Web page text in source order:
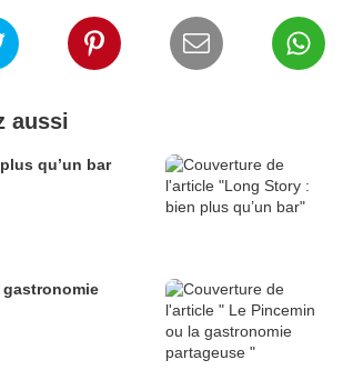
aussi
qu’un bar
gastronomie